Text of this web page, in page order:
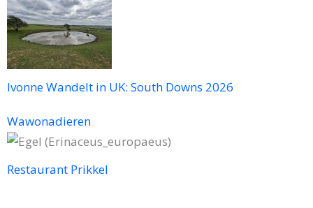
Ivonne Wandelt in UK: South Downs 2026
Wawonadieren
Restaurant Prikkel